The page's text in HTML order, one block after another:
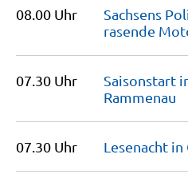
08.00 Uhr
Sachsens
rasende
07.30 Uhr
Saisonstart
Rammenau
07.30 Uhr Lesenacht in